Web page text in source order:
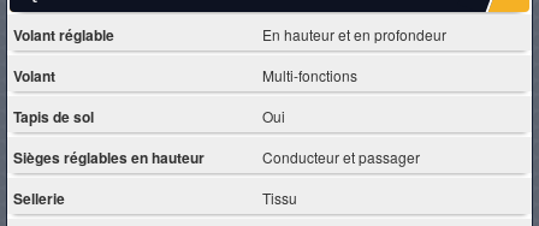
Volant réglable En hauteur et en profondeur
Volant Multi-fonctions
Tapis de sol Oui
Sièges réglables en hauteur Conducteur et passager
Sellerie Tissu